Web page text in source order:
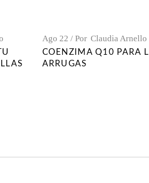
Ago 22 Por Claudia Arnello
COENZIMA Q10 PARA
ARRUGAS